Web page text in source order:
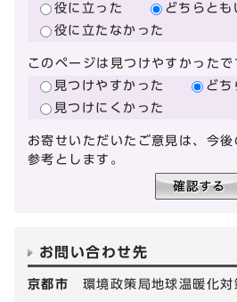
役に立った
どちらとも
役に立たなかった
このページは見つけやすかったで
見つけやすかった
どち
見つけにくかった
お寄せいただいたご意見は、今
参考とします。
お問い合わせ先
京都市 環境政策局地球温暖化対